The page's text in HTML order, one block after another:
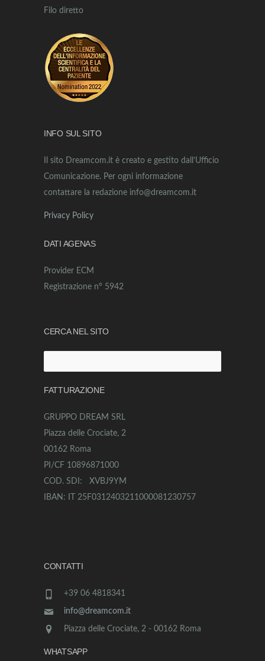
Filo diretto
INFO SUL SITO
Il sito Dreamcom.it è creato e gestito dall’Ufficio
Comunicazione. Per ogni informazione
contattare la redazione info@dreamcom.it
Privacy Policy
DATI AGENAS
Provider ECM
Registrazione n° 5942
CERCA NEL SITO
FATTURAZIONE
GRUPPO DREAM SRL
Piazza delle Crociate, 2
00162 Roma
PI/CF 10896871000
COD. SDI: XVBJ9YM
IBAN: IT 25F0312403211000081230757
CONTATTI
+39 06 4818341
info@dreamcom.it
Piazza delle Crociate, 2 - 00162 Roma
WHATSAPP